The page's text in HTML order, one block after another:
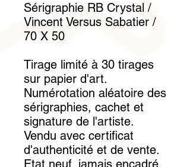
Sérigraphie RB Crystal /
Vincent Versus Sabatier /
70 X 50
Tirage limité à 30 tirages
sur papier d'art.
Numérotation aléatoire des
sérigraphies, cachet et
signature de l'artiste.
Vendu avec certificat
d'authenticité et de vente.
Etat neuf, jamais encadré,